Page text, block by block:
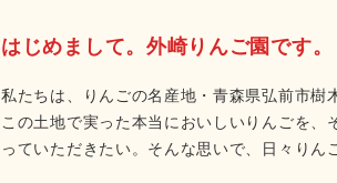
はじめまして。外崎りんご園です。
私たちは、りんごの名産地・青森県弘前市樹
この土地で実った本当においしいりんごを
っていただきたい。そんな思いで、日々りん